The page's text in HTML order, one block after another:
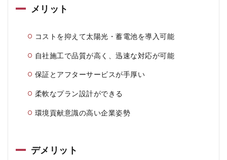
メリット
コストを抑えて太陽光・蓄電池を導入可能
自社施工で品質が高く、迅速な対応が可能
保証とアフターサービスが手厚い
柔軟なプラン設計ができる
環境貢献意識の高い企業姿勢
デメリット